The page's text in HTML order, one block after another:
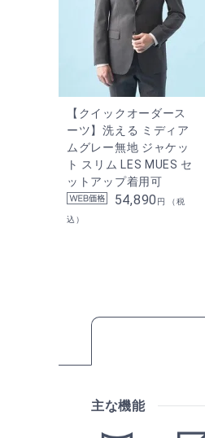
【クイックオーダース
ーツ】洗える ミディア
ムグレー無地 ジャケッ
ト スリム LES MUES セ
ットアップ着用可
54,890 円 （税
込）
主な機能